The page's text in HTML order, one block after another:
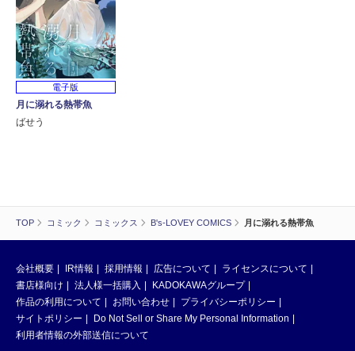
TOP コミック コミックス B's-LOVEY COMICS 月に溺れる熱帯魚
電子版
月に溺れる熱帯魚
ばせう
会社概要 IR情報 採用情報 広告について
ライセンスについて
書店様向け
法人様一括購入
KADOKAWAグループ
作品の利用について
お問い合わせ
プライバシーポリシー
サイトポリシー
Do Not Sell or Share My Personal Information
利用者情報の外部送信について